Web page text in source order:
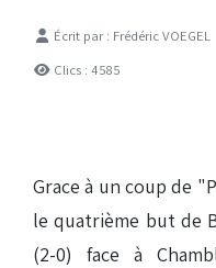
DétailsÉcrit par : Frédéric VOEGEL
Clics : 4585
Grace à un coup de
le quatrième but de
(2-0) face à